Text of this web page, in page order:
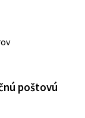
poštovú